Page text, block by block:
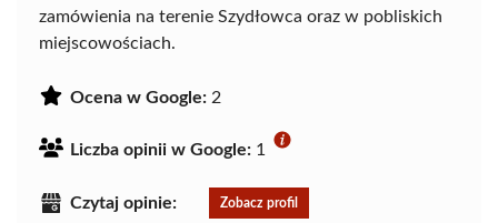
zamówienia na terenie Szydłowca oraz w pobliskich
miejscowościach.
Ocena w Google: 2
Liczba opinii w Google: 1
Czytaj opinie: Zobacz profil